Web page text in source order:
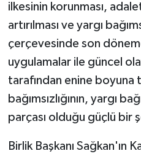
ilkesinin korunması,
artırılması ve yargı
çerçevesinde son
uygulamalar ile güncel
tarafından enine boyuna
bağımsızlığının, yargı
parçası olduğu güçlü bir
​Birlik Başkanı Sağkan'ın